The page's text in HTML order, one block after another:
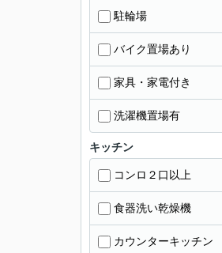
駐輪場
バイク置場あり
家具・家電付き
洗濯機置場有
キッチン
コンロ２口以上
食器洗い乾燥機
カウンターキッチン